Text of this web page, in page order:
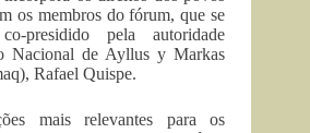
os membros do fórum, que se
presidido pela autoridade
Nacional de Ayllus y Markas
Rafael Quispe.
mais relevantes para os